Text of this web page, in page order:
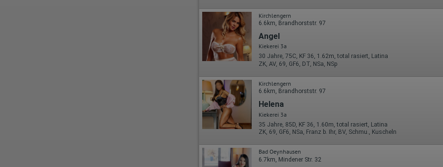
Wir nutzen Hotjar als Webanalysedient. Es wird verwendet, um Daten
über das Benutzerverhalten zu sammeln. Hotjar kann auch im Rahmen
von Umfragen und Feedbackfunktionen, die auf unserer Website
eingebunden sind, von Ihnen bereitgestellte Informationen verarbeiten.
Herausgeber:
Hotjar Limited, Malta
Erhobene Daten:
Datum und Uhrzeit des Besuchs
Gerätetyp
Geografischer Standort
IP-Adresse
Mausbewegungen
Besuchte Seiten
Bildschirmauflösung
Eindeutige Gerätekennung
Sprachinformationen
Kirchlengern
6.6km, Brandhorststr. 97
Angel
Kiekerei 3a
30 Jahre, 75C, KF 36, 1.62m, total rasiert, Latina
ZK, AV, 69, GF6, DT, NSa, NSp
Kirchlengern
6.6km, Brandhorststr. 97
Helena
Kiekerei 3a
35 Jahre, 85D, KF 36, 1.60m, total rasiert, Latina
ZK, 69, GF6, NSa, Franz b. Ihr, BV, Schmu., Kuscheln
Bad Oeynhausen
6.7km, Mindener Str. 32